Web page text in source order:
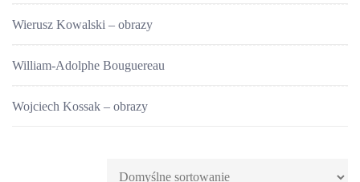
Wierusz Kowalski – obrazy
William-Adolphe Bouguereau
Wojciech Kossak – obrazy